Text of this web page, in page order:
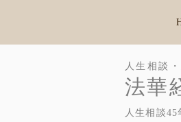
人生相談
法華
人生相談